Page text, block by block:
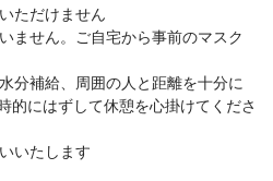
ただけません
ません。ご自宅から事前のマスク
分補給、周囲の人と距離を十分に
的にはずして休憩を心掛けてくださ
いたします